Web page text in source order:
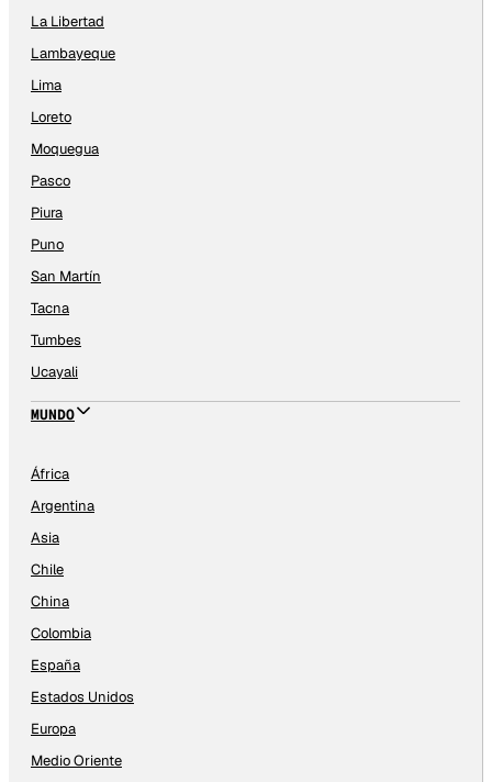
La Libertad
Lambayeque
Lima
Loreto
Moquegua
Pasco
Piura
Puno
San Martín
Tacna
Tumbes
Ucayali
MUNDO
África
Argentina
Asia
Chile
China
Colombia
España
Estados Unidos
Europa
Medio Oriente